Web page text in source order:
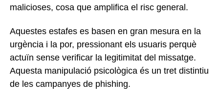
malicioses, cosa que amplifica el risc general.
Aquestes estafes es basen en gran mesura en la
urgència i la por, pressionant els usuaris perquè
actuïn sense verificar la legitimitat del missatge.
Aquesta manipulació psicològica és un tret distintiu
de les campanyes de phishing.